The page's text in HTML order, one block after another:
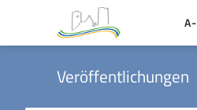
Veröffentlichungen